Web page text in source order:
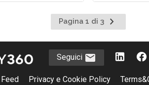
Pagina 1 di 3
Pagina
successiva
Seguici
Privacy e Cookie Policy